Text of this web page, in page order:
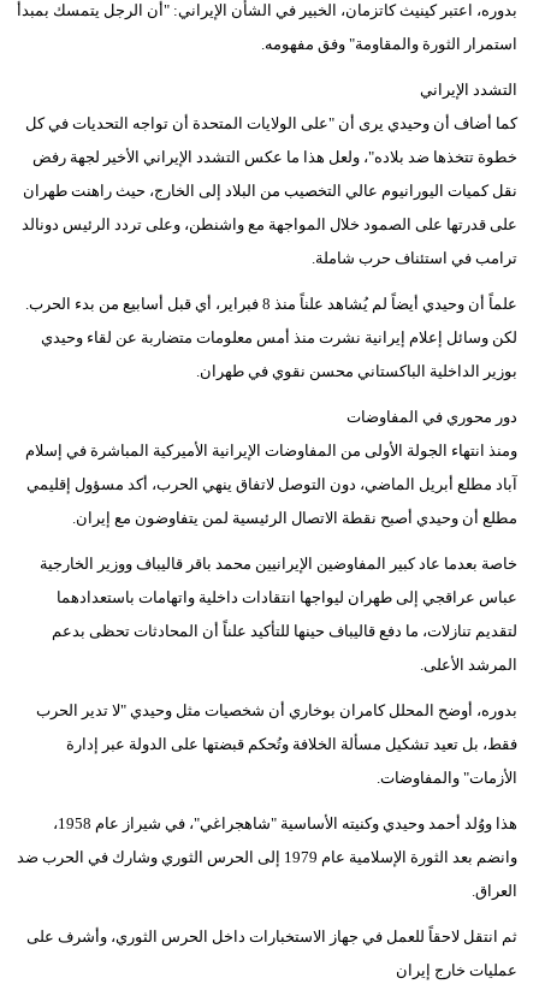
بدوره، اعتبر كينيث كاتزمان، الخبير في الشأن الإيراني: "أن الرجل يتمسك بمبدأ
استمرار الثورة والمقاومة" وفق مفهومه.
التشدد الإيراني
كما أضاف أن وحيدي يرى أن "على الولايات المتحدة أن تواجه التحديات في كل
خطوة تتخذها ضد بلاده"، ولعل هذا ما عكس التشدد الإيراني الأخير لجهة رفض
نقل كميات اليورانيوم عالي التخصيب من البلاد إلى الخارج، حيث راهنت طهران
على قدرتها على الصمود خلال المواجهة مع واشنطن، وعلى تردد الرئيس دونالد
ترامب في استئناف حرب شاملة.
علماً أن وحيدي أيضاً لم يُشاهد علناً منذ 8 فبراير، أي قبل أسابيع من بدء الحرب.
لكن وسائل إعلام إيرانية نشرت منذ أمس معلومات متضاربة عن لقاء وحيدي
بوزير الداخلية الباكستاني محسن نقوي في طهران.
دور محوري في المفاوضات
ومنذ انتهاء الجولة الأولى من المفاوضات الإيرانية الأميركية المباشرة في إسلام
آباد مطلع أبريل الماضي، دون التوصل لاتفاق ينهي الحرب، أكد مسؤول إقليمي
مطلع أن وحيدي أصبح نقطة الاتصال الرئيسية لمن يتفاوضون مع إيران.
خاصة بعدما عاد كبير المفاوضين الإيرانيين محمد باقر قاليباف ووزير الخارجية
عباس عراقجي إلى طهران ليواجها انتقادات داخلية واتهامات باستعدادهما
لتقديم تنازلات، ما دفع قاليباف حينها للتأكيد علناً أن المحادثات تحظى بدعم
المرشد الأعلى.
بدوره، أوضح المحلل كامران بوخاري أن شخصيات مثل وحيدي "لا تدير الحرب
فقط، بل تعيد تشكيل مسألة الخلافة وتُحكم قبضتها على الدولة عبر إدارة
الأزمات" والمفاوضات.
هذا ووُلد أحمد وحيدي وكنيته الأساسية "شاهجراغي"، في شيراز عام 1958،
وانضم بعد الثورة الإسلامية عام 1979 إلى الحرس الثوري وشارك في الحرب ضد
العراق.
ثم انتقل لاحقاً للعمل في جهاز الاستخبارات داخل الحرس الثوري، وأشرف على
عمليات خارج إيران